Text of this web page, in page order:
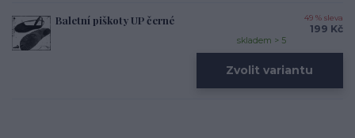
Baletní piškoty UP černé 49 % sleva
199 Kč
skladem > 5
Zvolit variantu